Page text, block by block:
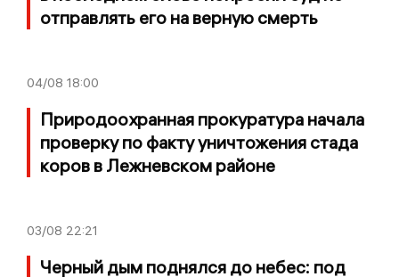
отправлять его на верную смерть
04/08 18:00
Природоохранная прокуратура начала
проверку по факту уничтожения стада
коров в Лежневском районе
03/08 22:21
Черный дым поднялся до небес: под